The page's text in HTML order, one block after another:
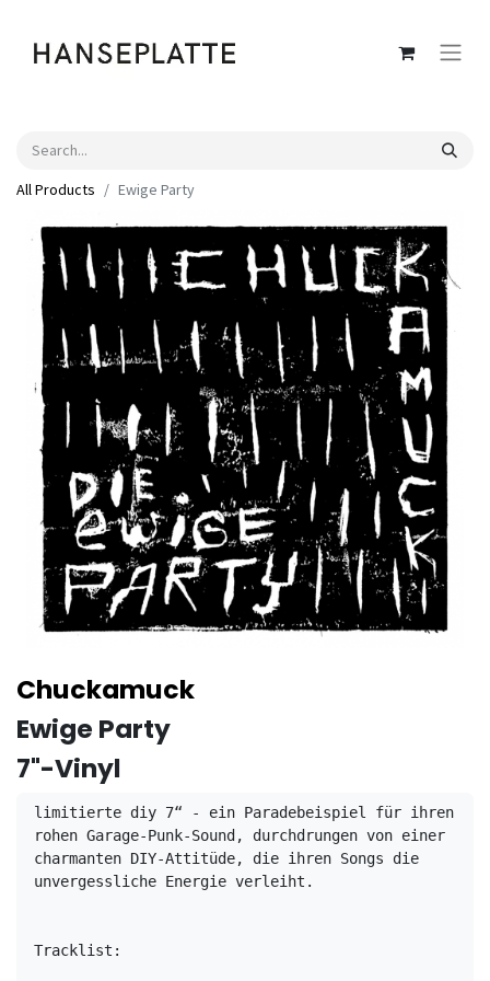
All Products Ewige Party
Chuckamuck
Ewige Party
7"-Vinyl
limitierte diy 7“ - ein Paradebeispiel für ihren
rohen Garage-Punk-Sound, durchdrungen von einer
charmanten DIY-Attitüde, die ihren Songs die
unvergessliche Energie verleiht.
Tracklist: